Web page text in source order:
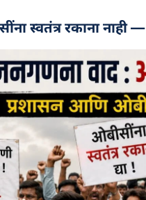
स्वतंत्र रकाना नाही